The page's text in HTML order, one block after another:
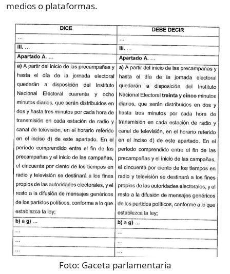
medios o plataformas.
Foto: Gaceta parlamentaria